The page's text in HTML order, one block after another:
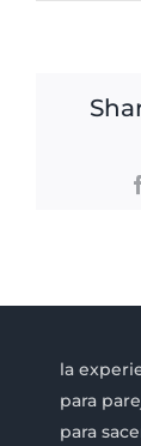
la
para
para